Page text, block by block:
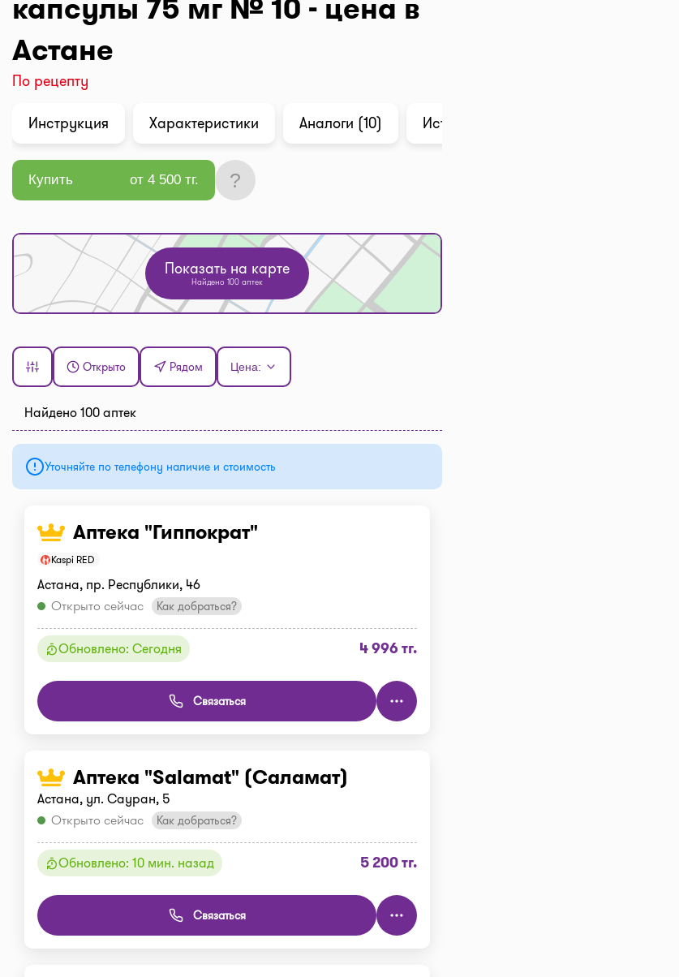
капсулы 75 мг № 10 - цена в
Астане
По рецепту
Инструкция
Характеристики Аналоги (10) История цены
Купить от 4 500 тг. ?
Показать на карте
Найдено 100 аптек
Открыто Рядом Цена:
Найдено 100 аптек
Уточняйте по телефону наличие и стоимость
Аптека "Гиппократ"
Kaspi RED
Астана, пр. Республики, 46
Открыто сейчас
Как добраться?
Обновлено: Сегодня 4 996 тг.
Связаться
Аптека "Salamat" (Саламат)
Астана, ул. Сауран, 5
Открыто сейчас
Как добраться?
Обновлено: 10 мин. назад 5 200 тг.
Связаться